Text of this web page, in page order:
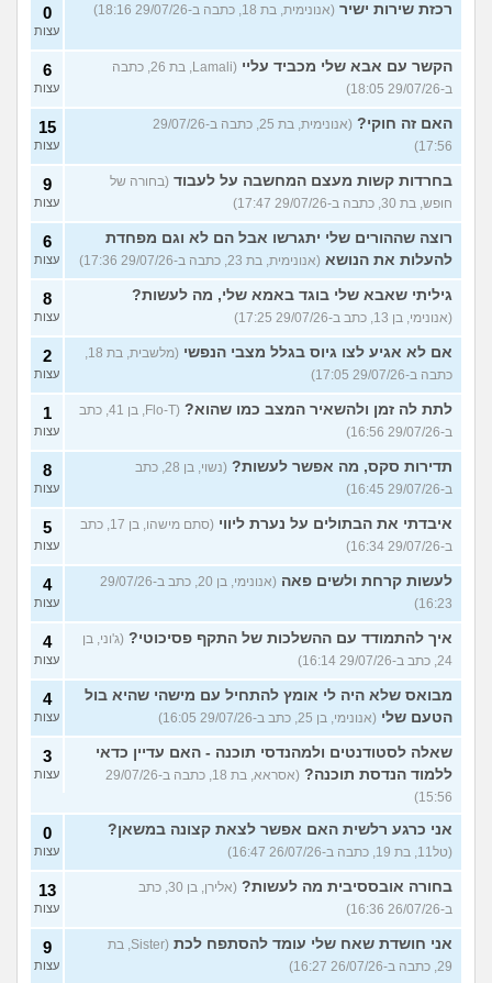
רכזת שירות ישיר (אנונימית, בת 18, כתבה ב-29/07/26 18:16) 0
עצות
הקשר עם אבא שלי מכביד עליי
(Lamali, בת 26, כתבה
ב-29/07/26 18:05)
6
עצות
האם זה חוקי?
(אנונימית, בת 25, כתבה ב-29/07/26
17:56)
15
עצות
בחרדות קשות מעצם המחשבה על לעבוד (בחורה של
חופש, בת 30, כתבה ב-29/07/26 17:47)
9
עצות
רוצה שההורים שלי יתגרשו אבל הם לא וגם מפחדת
להעלות את הנושא (אנונימית, בת 23, כתבה ב-29/07/26 17:36)
6
עצות
גיליתי שאבא שלי בוגד באמא שלי, מה לעשות?
(אנונימי, בן 13, כתב ב-29/07/26 17:25)
8
עצות
אם לא אגיע לצו גיוס בגלל מצבי הנפשי
(מלשבית, בת 18,
כתבה ב-29/07/26 17:05)
2
עצות
לתת לה זמן ולהשאיר המצב כמו שהוא?
(Flo-T, בן 41, כתב
ב-29/07/26 16:56)
1
עצות
תדירות סקס, מה אפשר לעשות?
(נשוי, בן 28, כתב
ב-29/07/26 16:45)
8
עצות
איבדתי את הבתולים על נערת ליווי
(סתם מישהו, בן 17, כתב
ב-29/07/26 16:34)
5
עצות
לעשות קרחת ולשים פאה
(אנונימי, בן 20, כתב ב-29/07/26
16:23)
4
עצות
איך להתמודד עם ההשלכות של התקף פסיכוטי? (ג'וני, בן
24, כתב ב-29/07/26 16:14)
4
עצות
מבואס שלא היה לי אומץ להתחיל עם מישהי שהיא בול
הטעם שלי (אנונימי, בן 25, כתב ב-29/07/26 16:05)
4
עצות
שאלה לסטודנטים ולמהנדסי תוכנה - האם עדיין כדאי
ללמוד הנדסת תוכנה?
(אסראא, בת 18, כתבה ב-29/07/26
15:56)
3
עצות
אני כרגע רלשית האם אפשר לצאת קצונה במשאן?
(טל11, בת 19, כתבה ב-26/07/26 16:47)
0
עצות
בחורה אובססיבית מה לעשות?
(אלירן, בן 30, כתב
ב-26/07/26 16:36)
13
עצות
אני חושדת שאח שלי עומד להסתפח לכת
(Sister, בת
29, כתבה ב-26/07/26 16:27)
9
עצות